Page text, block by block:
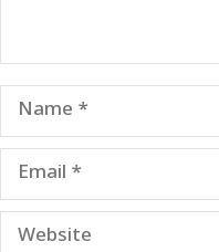
Name
Email
Website